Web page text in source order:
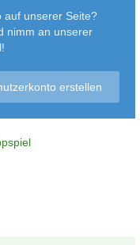
auf unserer Seite?
nimm an unserer
erstellen